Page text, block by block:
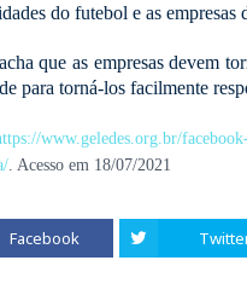
do futebol e as
que as empresas devem
para torná-los facilmente
www.geledes.org.br/
. Acesso em 18/07/2021
Facebook